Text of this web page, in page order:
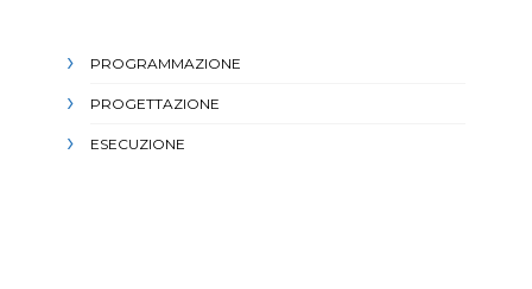
PROGRAMMAZIONE
PROGETTAZIONE
ESECUZIONE